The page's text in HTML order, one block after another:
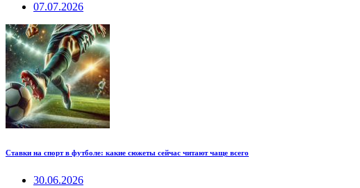
07.07.2026
Ставки на спорт в футболе: какие сюжеты сейчас читают чаще всего
30.06.2026